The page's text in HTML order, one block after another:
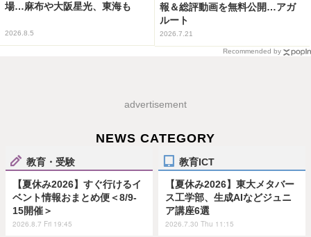
場…麻布や大阪星光、東海も
2026.8.5
報＆総評動画を無料公開…アガ
ルート
2026.7.21
Recommended by
advertisement
NEWS CATEGORY
教育・受験
【夏休み2026】すぐ行けるイ
ベント情報おまとめ便＜8/9-
15開催＞
2026.8.7 Fri 19:45
教育ICT
【夏休み2026】東大メタバー
ス工学部、生成AIなどジュニ
ア講座6選
2026.7.30 Thu 11:15